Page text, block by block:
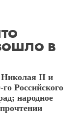
В
Николая II и
Российского
народное